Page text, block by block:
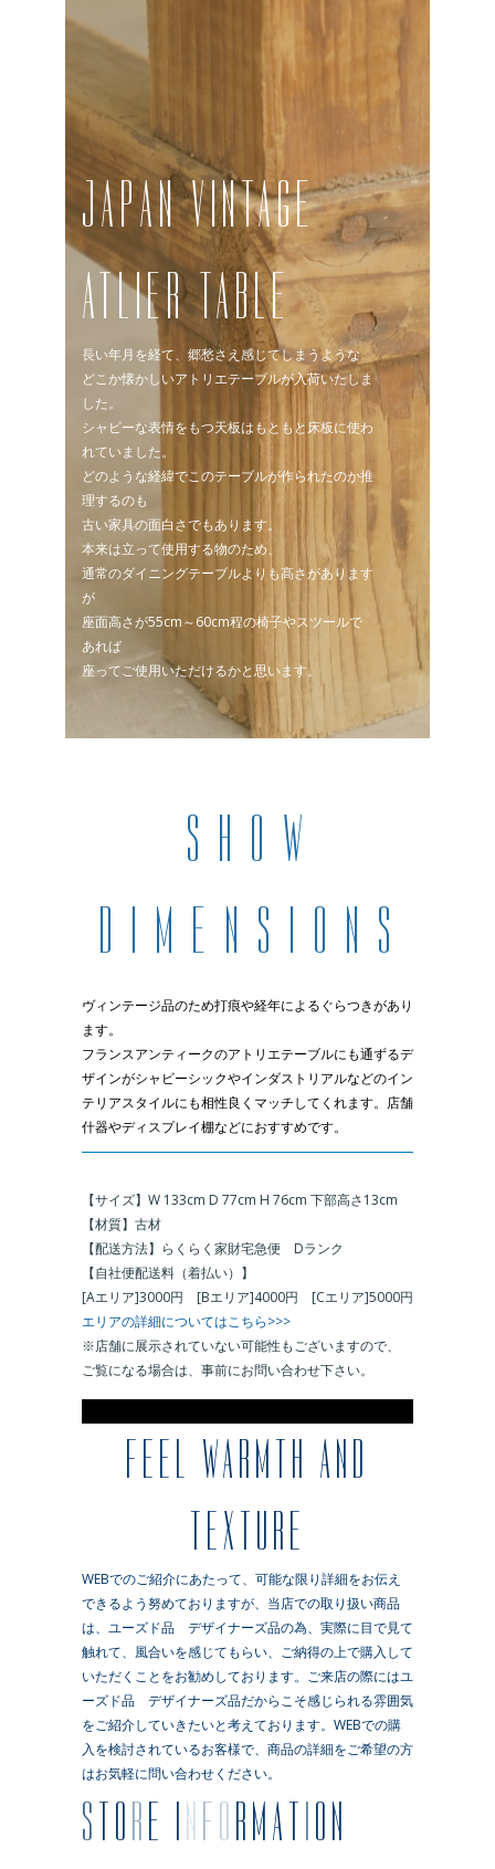
JAPAN VINTAGE
ATLIER TABLE
長い年月を経て、郷愁さえ感じてしまうような
どこか懐かしいアトリエテーブルが入荷いたしま
した。
シャビーな表情をもつ天板はもともと床板に使わ
れていました。
どのような経緯でこのテーブルが作られたのか推
理するのも
古い家具の面白さでもあります。
本来は立って使用する物のため、
通常のダイニングテーブルよりも高さがあります
が
座面高さが55cm～60cm程の椅子やスツールで
あれば
座ってご使用いただけるかと思います。
ヴィンテージ品のため打痕や経年によるぐらつきがあり
ます。
フランスアンティークのアトリエテーブルにも通ずるデ
ザインがシャビーシックやインダストリアルなどのイン
テリアスタイルにも相性良くマッチしてくれます。店舗
什器やディスプレイ棚などにおすすめです。
【サイズ】W 133cm D 77cm H 76cm 下部高さ13cm
【材質】古材
【配送方法】らくらく家財宅急便 Dランク
【自社便配送料（着払い）】
[Aエリア]3000円 [Bエリア]4000円 [Cエリア]5000円
エリアの詳細についてはこちら>>>
※店舗に展示されていない可能性もございますので、
ご覧になる場合は、事前にお問い合わせ下さい。
FEEL WARMTH AND
TEXTURE
WEBでのご紹介にあたって、可能な限り詳細をお伝え
できるよう努めておりますが、当店での取り扱い商品
は、ユーズド品 デザイナーズ品の為、実際に目で見て
触れて、風合いを感じてもらい、ご納得の上で購入して
いただくことをお勧めしております。ご来店の際にはユ
ーズド品 デザイナーズ品だからこそ感じられる雰囲気
をご紹介していきたいと考えております。WEBでの購
入を検討されているお客様で、商品の詳細をご希望の方
はお気軽に問い合わせください。